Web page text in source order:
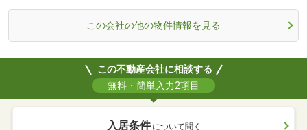
この会社の他の物件情報を見る
この不動産会社に相談する
無料・簡単入力2項目
入居条件 について聞く